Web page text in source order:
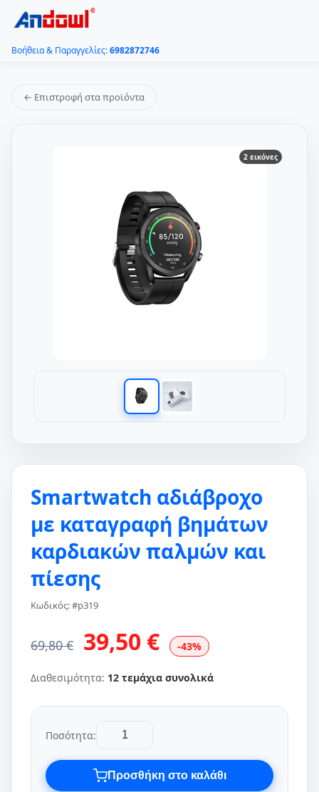
Βοήθεια & Παραγγελίες:6982872746
← Επιστροφή στα προϊόντα
2 εικόνες
Smartwatch αδιάβροχο
με καταγραφή βημάτων
καρδιακών παλμών και
πίεσης
Κωδικός: #p319
69,80 € 39,50 € -43%
Διαθεσιμότητα: 12 τεμάχια συνολικά
Ποσότητα:
Προσθήκη στο καλάθι